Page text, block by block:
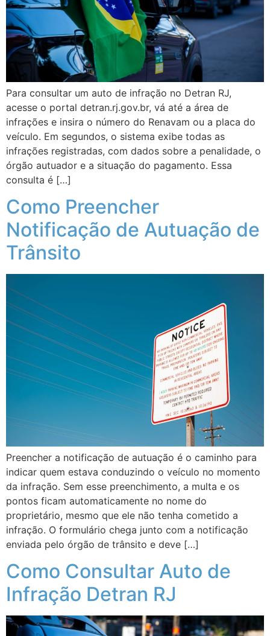
Para consultar um auto de infração no Detran RJ,
acesse o portal detran.rj.gov.br, vá até a área de
infrações e insira o número do Renavam ou a placa do
veículo. Em segundos, o sistema exibe todas as
infrações registradas, com dados sobre a penalidade, o
órgão autuador e a situação do pagamento. Essa
consulta é […]
Como Preencher
Notificação de Autuação de
Trânsito
Preencher a notificação de autuação é o caminho para
indicar quem estava conduzindo o veículo no momento
da infração. Sem esse preenchimento, a multa e os
pontos ficam automaticamente no nome do
proprietário, mesmo que ele não tenha cometido a
infração. O formulário chega junto com a notificação
enviada pelo órgão de trânsito e deve […]
Como Consultar Auto de
Infração Detran RJ